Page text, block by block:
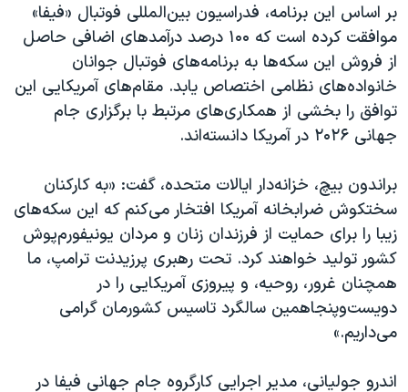
بر اساس این برنامه، فدراسیون بین‌المللی فوتبال «فیفا»
موافقت کرده است که ۱۰۰ درصد درآمدهای اضافی حاصل
از فروش این سکه‌ها به برنامه‌های فوتبال جوانان
خانواده‌های نظامی اختصاص یابد. مقام‌های آمریکایی این
توافق را بخشی از همکاری‌های مرتبط با برگزاری جام
جهانی ۲۰۲۶ در آمریکا دانسته‌اند.
براندون بیچ، خزانه‌دار ایالات متحده، گفت: «به کارکنان
سختکوش ضرابخانه آمریکا افتخار می‌کنم که این سکه‌های
زیبا را برای حمایت از فرزندان زنان و مردان یونیفورم‌پوش
کشور تولید خواهند کرد. تحت رهبری پرزیدنت ترامپ، ما
همچنان غرور، روحیه، و پیروزی آمریکایی را در
دویست‌وپنجاهمین سالگرد تاسیس کشورمان گرامی
می‌داریم.»
اندرو جولیانی، مدیر اجرایی کارگروه جام جهانی فیفا در